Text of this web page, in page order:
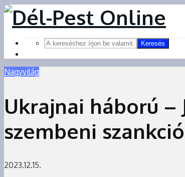
Keresés
Nagyvilág
Ukrajnai háború
szembeni
2023.12.15.